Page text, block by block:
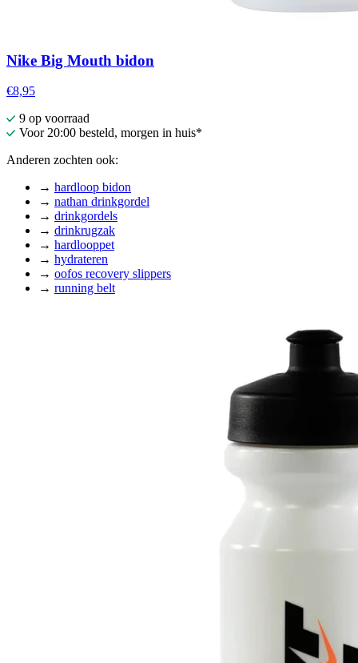
Nike Big Mouth bidon
€8,95
9 op voorraad
Voor 20:00 besteld, morgen in huis*
Anderen zochten ook:
→ hardloop bidon
→ nathan drinkgordel
→ drinkgordels
→ drinkrugzak
→ hardlooppet
→ hydrateren
→ oofos recovery slippers
→ running belt